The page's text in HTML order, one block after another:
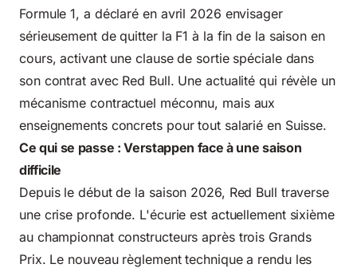
Formule 1, a déclaré en avril 2026 envisager
sérieusement de quitter la F1 à la fin de la saison en
cours, activant une clause de sortie spéciale dans
son contrat avec Red Bull. Une actualité qui révèle un
mécanisme contractuel méconnu, mais aux
enseignements concrets pour tout salarié en Suisse.
Ce qui se passe : Verstappen face à une saison
difficile
Depuis le début de la saison 2026, Red Bull traverse
une crise profonde. L'écurie est actuellement sixième
au championnat constructeurs après trois Grands
Prix. Le nouveau règlement technique a rendu les